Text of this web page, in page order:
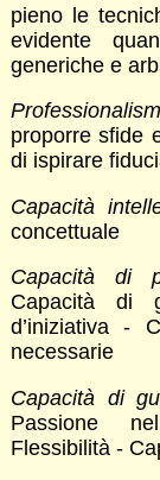
pieno le
evidente
generiche e
proporre sfide
di ispirare
Capacità
concettuale
Capacità di
Capacità di
d’iniziativa -
necessarie
Capacità di
Passione
Flessibilità -